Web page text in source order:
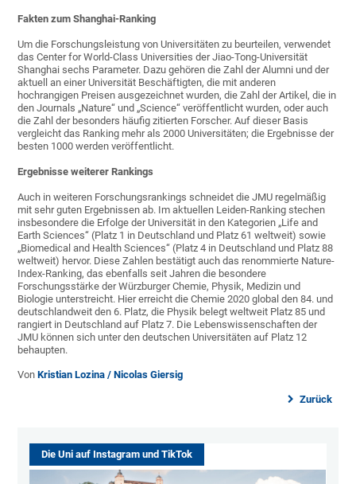
Fakten zum Shanghai-Ranking
Um die Forschungsleistung von Universitäten zu beurteilen, verwendet
das Center for World-Class Universities der Jiao-Tong-Universität
Shanghai sechs Parameter. Dazu gehören die Zahl der Alumni und der
aktuell an einer Universität Beschäftigten, die mit anderen
hochrangigen Preisen ausgezeichnet wurden, die Zahl der Artikel, die in
den Journals „Nature“ und „Science“ veröffentlicht wurden, oder auch
die Zahl der besonders häufig zitierten Forscher. Auf dieser Basis
vergleicht das Ranking mehr als 2000 Universitäten; die Ergebnisse der
besten 1000 werden veröffentlicht.
Ergebnisse weiterer Rankings
Auch in weiteren Forschungsrankings schneidet die JMU regelmäßig
mit sehr guten Ergebnissen ab. Im aktuellen Leiden-Ranking stechen
insbesondere die Erfolge der Universität in den Kategorien „Life and
Earth Sciences“ (Platz 1 in Deutschland und Platz 61 weltweit) sowie
„Biomedical and Health Sciences“ (Platz 4 in Deutschland und Platz 88
weltweit) hervor. Diese Zahlen bestätigt auch das renommierte Nature-
Index-Ranking, das ebenfalls seit Jahren die besondere
Forschungsstärke der Würzburger Chemie, Physik, Medizin und
Biologie unterstreicht. Hier erreicht die Chemie 2020 global den 84. und
deutschlandweit den 6. Platz, die Physik belegt weltweit Platz 85 und
rangiert in Deutschland auf Platz 7. Die Lebenswissenschaften der
JMU können sich unter den deutschen Universitäten auf Platz 12
behaupten.
VonKristian Lozina / Nicolas Giersig
Zurück
Die Uni auf Instagram und TikTok